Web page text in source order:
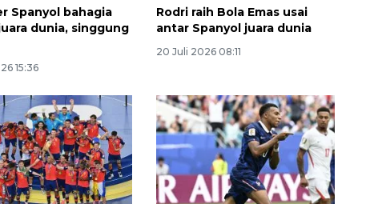
Spanyol bahagia
dunia, singgung
15:36
Rodri raih Bola Emas usai
antar Spanyol juara dunia
20 Juli 2026 08:11
160 ribu sambungan baru
jaringan gas 2026